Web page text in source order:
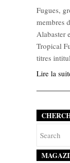
Fugues,
membres
Alabaster
Tropical
titres
Lire la